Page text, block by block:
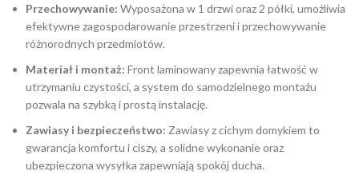
Przechowywanie: Wyposażona w 1 drzwi oraz 2 półki, umożliwia
efektywne zagospodarowanie przestrzeni i przechowywanie
różnorodnych przedmiotów.
Materiał i montaż: Front laminowany zapewnia łatwość w
utrzymaniu czystości, a system do samodzielnego montażu
pozwala na szybką i prostą instalację.
Zawiasy i bezpieczeństwo: Zawiasy z cichym domykiem to
gwarancja komfortu i ciszy, a solidne wykonanie oraz
ubezpieczona wysyłka zapewniają spokój ducha.